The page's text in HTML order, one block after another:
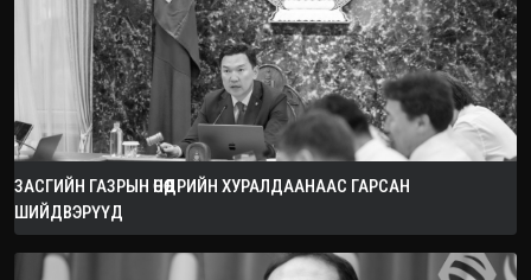
ЗАСГИЙН ГАЗРЫН ӨНӨӨДРИЙН ХУРАЛДААНААС ГАРСАН
ШИЙДВЭРҮҮД